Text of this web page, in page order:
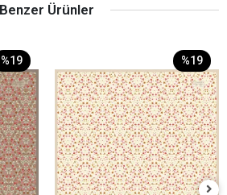
Benzer Ürünler
%19 %19